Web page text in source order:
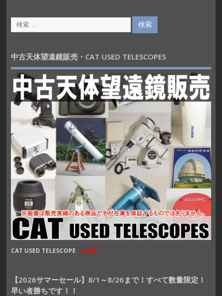
中古天体望遠鏡販売・CAT USED TELESCOPES
CAT USED TELESCOPE (広告)
【2026サマーセール】8/1～8/26まで！すべて数量限定！
早い者勝ちです！！